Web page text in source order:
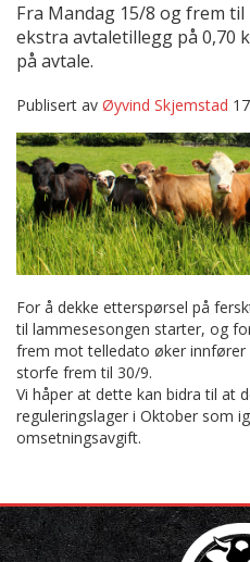
Fra Mandag 15/8 og frem
ekstra avtaletillegg på 0,70
på avtale.
Publisert av Øyvind Skjemstad
For å dekke etterspørsel på
til lammesesongen starter, og
frem mot telledato øker innfører
storfe frem til 30/9.
Vi håper at dette kan bidra til at
reguleringslager i Oktober som
omsetningsavgift.